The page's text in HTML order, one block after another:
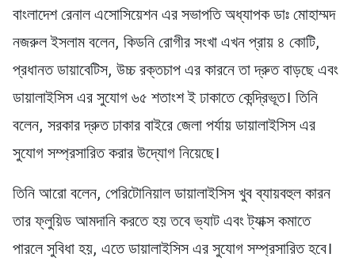
বাংলাদেশ রেনাল এসোসিয়েশন এর সভাপতি অধ্যাপক ডাঃ মোহাম্মদ
নজরুল ইসলাম বলেন, কিডনি রোগীর সংখা এখন প্রায় ৪ কোটি,
প্রধানত ডায়াবেটিস, উচ্চ রক্তচাপ এর কারনে তা দ্রুত বাড়ছে এবং
ডায়ালাইসিস এর সুযোগ ৬৫ শতাংশ ই ঢাকাতে কেন্দ্রিভূত। তিনি
বলেন, সরকার দ্রুত ঢাকার বাইরে জেলা পর্যায় ডায়ালাইসিস এর
সুযোগ সম্প্রসারিত করার উদ্যোগ নিয়েছে।
তিনি আরো বলেন, পেরিটোনিয়াল ডায়ালাইসিস খুব ব্যায়বহুল কারন
তার ফ্লুয়িড আমদানি করতে হয় তবে ভ্যাট এবং ট্যাক্স কমাতে
পারলে সুবিধা হয়, এতে ডায়ালাইসিস এর সুযোগ সম্প্রসারিত হবে।